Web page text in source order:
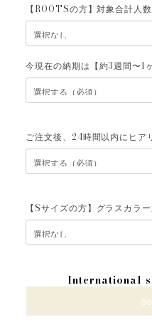
【ROOTSの方】対象合計人
今現在の納期は【約3週間〜1
ご注文後、24時間以内にヒア
【Sサイズの方】グラスカラ
International